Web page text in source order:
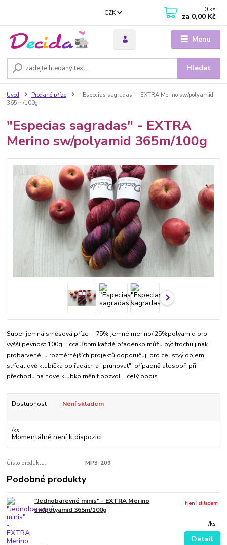
Menu
CZK
Hledat
0 ks
za 0,00 Kč
Úvod Prodané příze
"Especias sagradas" - EXTRA Merino sw/polyamid
365m/100g
"Especias sagradas" - EXTRA
Merino sw/polyamid 365m/100g
Super jemná směsová příze - 75% jemné merino/ 25%polyamid pro
vyšší pevnost 100g = cca 365m každé přadénko můžu být trochu jinak
probarvené, u rozměrnějších projektů doporučuji pro celistvý dojem
střídat dvě klubíčka po řadách a "pruhovat", případně alespoň při
přechodu na nové klubko měnit pozvol... celý popis
Dostupnost Není skladem
/ks
Momentálně není k dispozici
Číslo produktu: MP3-209
Podobné produkty
"Jednobarevné minis" - EXTRA Merino
sw/polyamid 365m/100g
/ks
Není skladem
Detail